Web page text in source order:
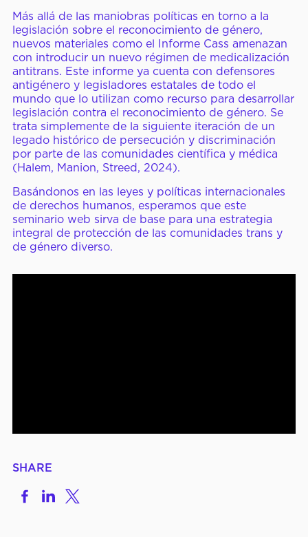
Más allá de las maniobras políticas en torno a la
legislación sobre el reconocimiento de género,
nuevos materiales como el Informe Cass amenazan
con introducir un nuevo régimen de medicalización
antitrans. Este informe ya cuenta con defensores
antigénero y legisladores estatales de todo el
mundo que lo utilizan como recurso para desarrollar
legislación contra el reconocimiento de género. Se
trata simplemente de la siguiente iteración de un
legado histórico de persecución y discriminación
por parte de las comunidades científica y médica
(Halem, Manion, Streed, 2024).
Basándonos en las leyes y políticas internacionales
de derechos humanos, esperamos que este
seminario web sirva de base para una estrategia
integral de protección de las comunidades trans y
de género diverso.
SHARE
ShareShareShare